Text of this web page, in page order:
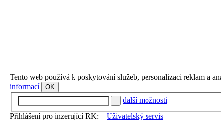
Tento web používá k poskytování služeb, personalizaci reklam a
informací
OK
další možnosti
Přihlášení pro inzerující RK:
Uživatelský servis